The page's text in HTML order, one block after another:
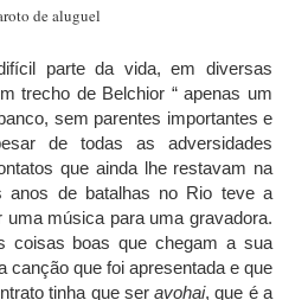
de aluguel
parte da vida, em diversas
trecho de Belchior “ apenas um
sem parentes importantes e
de todas as adversidades
que ainda lhe restavam na
anos de batalhas no Rio teve a
uma música para uma gravadora.
coisas boas que chegam a sua
canção que foi apresentada e que
tinha que seravohai, que é a